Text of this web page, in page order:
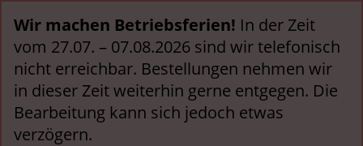
Wir machen Betriebsferien! In der Zeit
vom 27.07. – 07.08.2026 sind wir telefonisch
nicht erreichbar. Bestellungen nehmen wir
in dieser Zeit weiterhin gerne entgegen. Die
Bearbeitung kann sich jedoch etwas
verzögern.